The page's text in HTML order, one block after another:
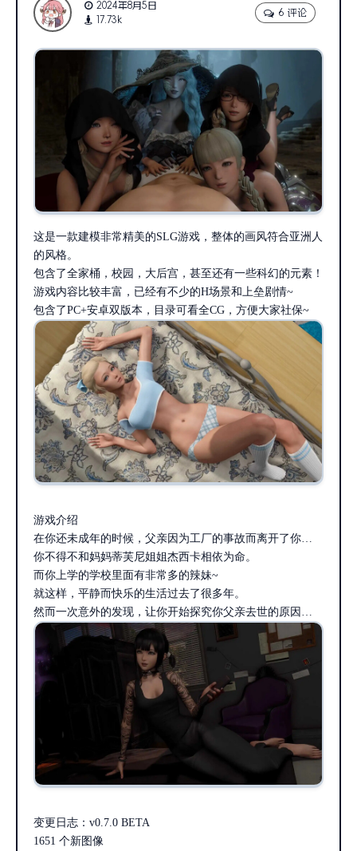
2024年8月5日
17.73k
6 评论
这是一款建模非常精美的SLG游戏，整体的画风符合亚洲人
的风格。
包含了全家桶，校园，大后宫，甚至还有一些科幻的元素！
游戏内容比较丰富，已经有不少的H场景和上垒剧情~
包含了PC+安卓双版本，目录可看全CG，方便大家社保~
游戏介绍
在你还未成年的时候，父亲因为工厂的事故而离开了你…
你不得不和妈妈蒂芙尼姐姐杰西卡相依为命。
而你上学的学校里面有非常多的辣妹~
就这样，平静而快乐的生活过去了很多年。
然而一次意外的发现，让你开始探究你父亲去世的原因…
变更日志：v0.7.0 BETA
1651 个新图像